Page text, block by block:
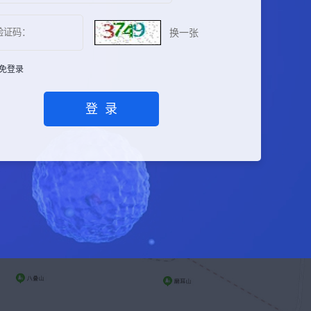
换一张
登录